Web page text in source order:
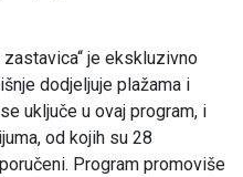
zastavica“ je ekskluzivno
dodjeljuje plažama i
uključe u ovaj program, i
od kojih su 28
Program promoviše